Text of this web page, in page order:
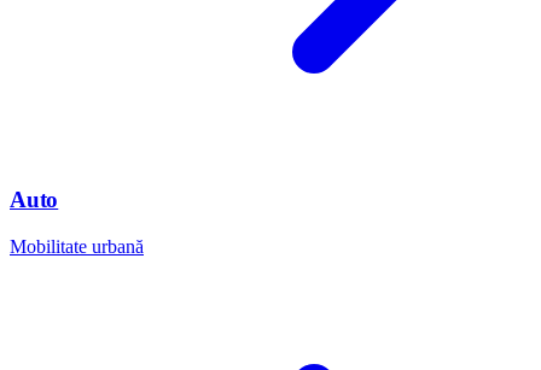
Auto
Mobilitate urbană